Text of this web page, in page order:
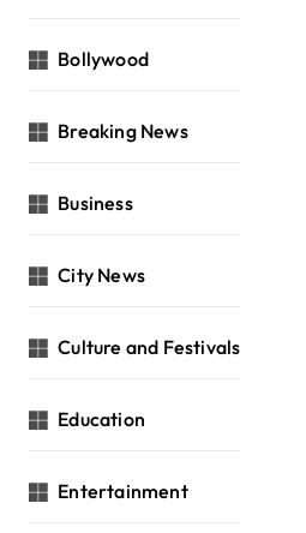
Bollywood
Breaking News
Business
City News
Culture and Festivals
Education
Entertainment